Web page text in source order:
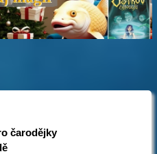
čarodějky